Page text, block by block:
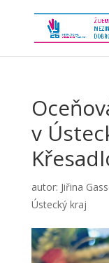
v
autor: Jiřina
Ústecký kraj